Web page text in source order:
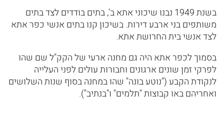
בשנת 1949 נבנו שיכוני אתא ב', בתים בודדים לצד בתים
משותפים בני ארבע דירות. בשיכון קנו בתים אנשי כפר אתא
לצד אנשי בית החרושת אתא.
בסמוך לכפר אתא היה גם מחנה ארעי של הקק"ל שם שהו
לפרקי זמן שונים ארגונים וחבורות עולים לפני העלייה
לנקודת הקבע ("נוטע בונה" שהו במחנה בסוף שנות השלושים
ואחריהם באו קבוצות "תלמים" ו"בנתיב").